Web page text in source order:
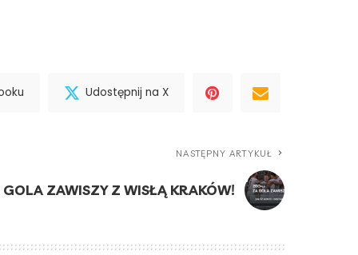
Udostępnij na X
NASTĘPNY ARTYKUŁ
ZAWISZY Z WISŁĄ KRAKÓW!